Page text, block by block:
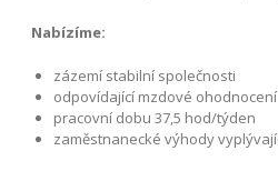
Nabízíme:
zázemí stabilní společnosti
odpovídající mzdové ohodnocení
pracovní dobu 37,5 hod/týden
zaměstnanecké výhody